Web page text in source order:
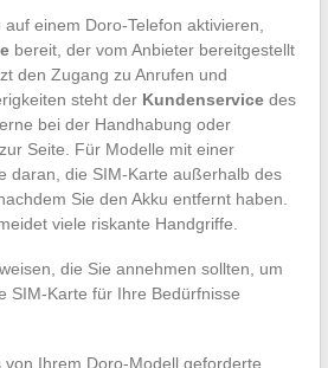
einem Doro-Telefon aktivieren,
bereit, der vom Anbieter bereitgestellt
den Zugang zu Anrufen und
steht der Kundenservicedes
bei der Handhabung oder
Seite. Für Modelle mit einer
daran, die SIM-Karte außerhalb des
Sie den Akku entfernt haben.
viele riskante Handgriffe.
die Sie annehmen sollten, um
SIM-Karte für Ihre Bedürfnisse
von Ihrem Doro-Modell geforderte